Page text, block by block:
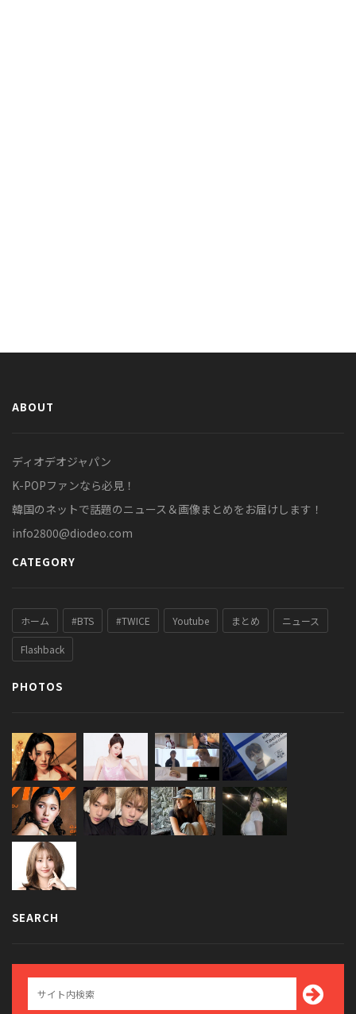
ABOUT
ディオデオジャパン
K-POPファンなら必見！
韓国のネットで話題のニュース＆画像まとめをお届けします！
info2800@diodeo.com
CATEGORY
ホーム #BTS #TWICE Youtube まとめ ニュース
Flashback
PHOTOS
SEARCH